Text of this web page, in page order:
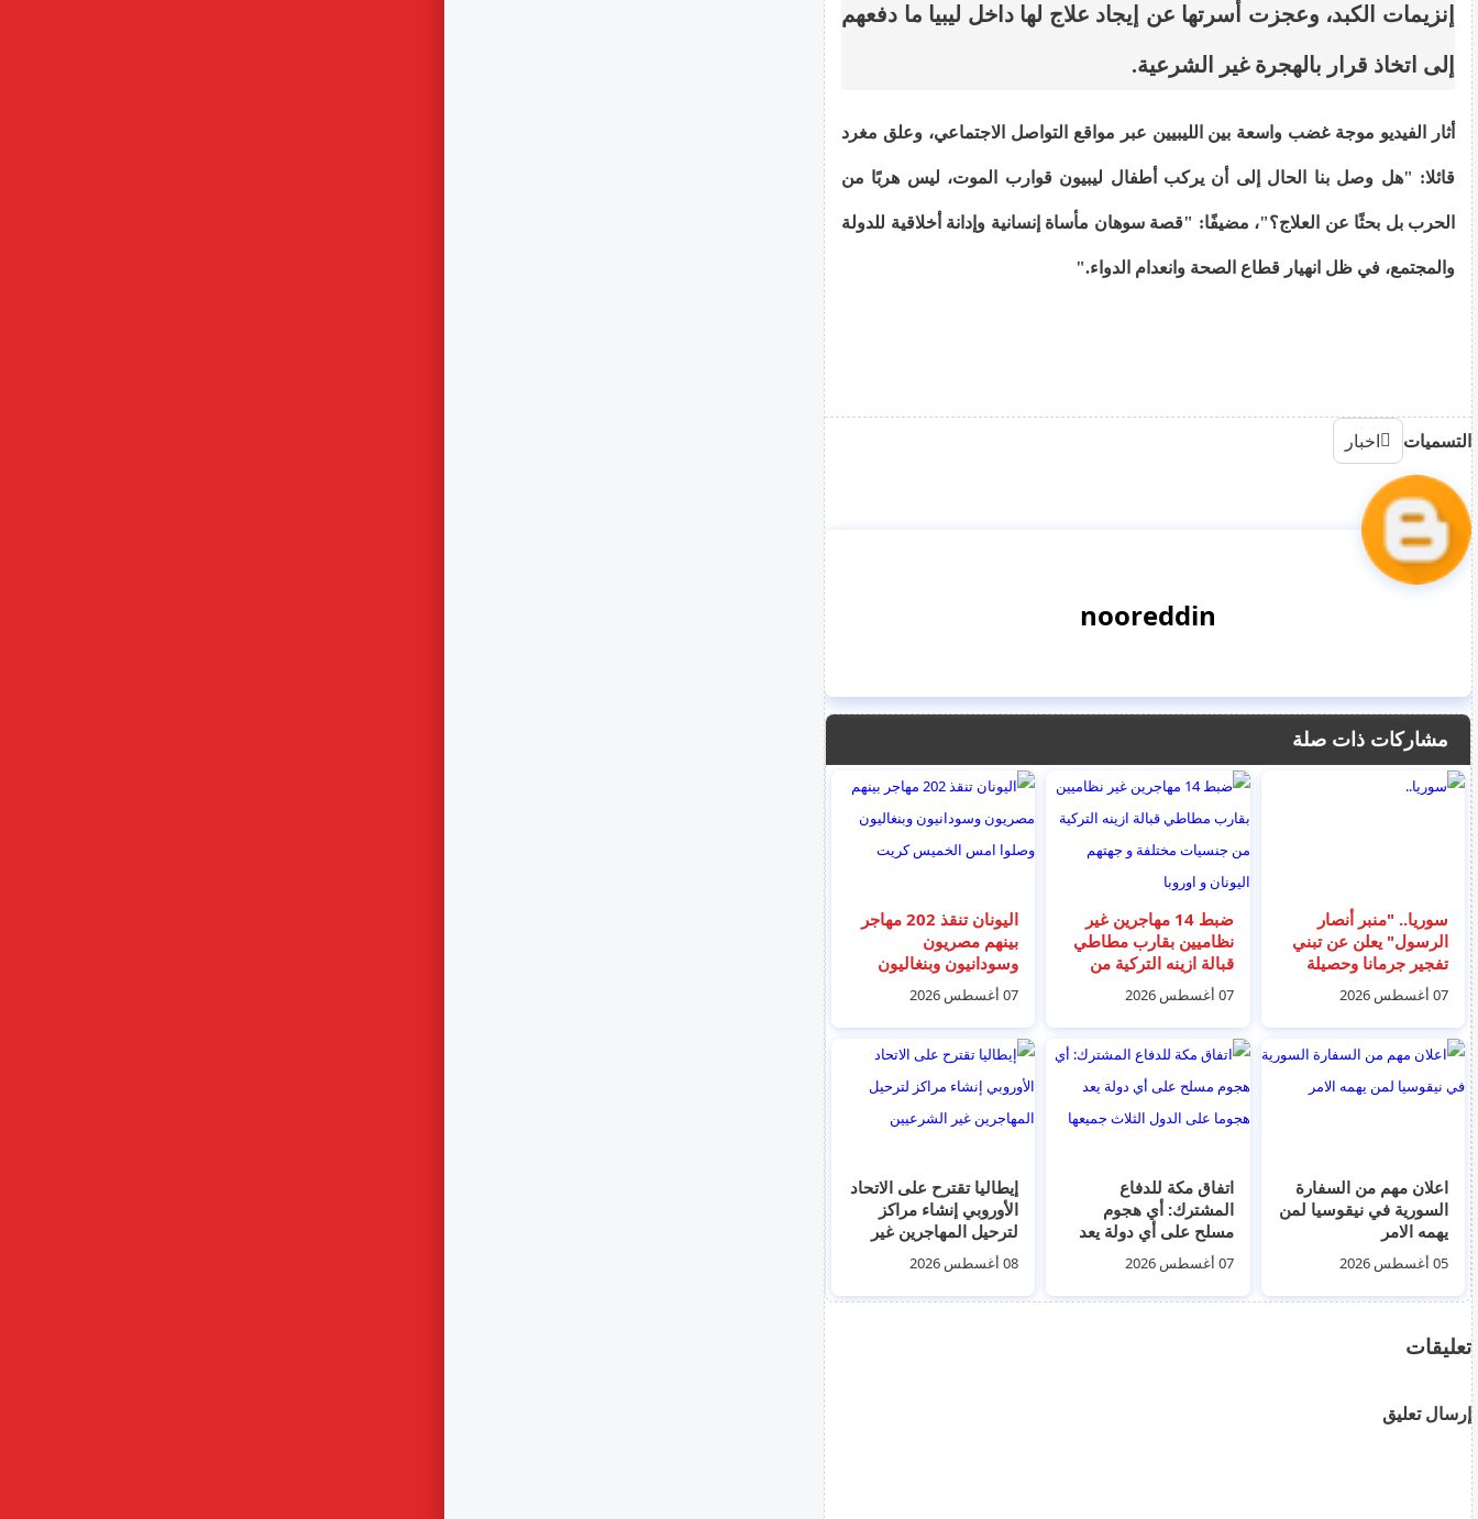
إنزيمات الكبد، وعجزت أسرتها عن إيجاد علاج لها داخل ليبيا ما دفعهم
إلى اتخاذ قرار بالهجرة غير الشرعية.
أثار الفيديو موجة غضب واسعة بين الليبيين عبر مواقع التواصل الاجتماعي، وعلق مغرد
قائلا: "هل وصل بنا الحال إلى أن يركب أطفال ليبيون قوارب الموت، ليس هربًا من
الحرب بل بحثًا عن العلاج؟"، مضيفًا: "قصة سوهان مأساة إنسانية وإدانة أخلاقية للدولة
والمجتمع، في ظل انهيار قطاع الصحة وانعدام الدواء."
التسميات اخبار
nooreddin
مشاركات ذات صلة
سوريا.. "منبر أنصار
الرسول" يعلن عن تبني
تفجير جرمانا وحصيلة
قتيل وجريح
07 أغسطس 2026
ضبط 14 مهاجرين غير
نظاميين بقارب مطاطي
قبالة ازينه التركية من
جنسيات مختلفة و جهتهم
اليونان و اوروبا
07 أغسطس 2026
اليونان تنقذ 202 مهاجر
بينهم مصريون
وسودانيون وبنغاليون
وصلوا امس الخميس
كريت
07 أغسطس 2026
اعلان مهم من السفارة
السورية في نيقوسيا لمن
يهمه الامر
05 أغسطس 2026
‏اتفاق مكة للدفاع
المشترك: أي هجوم
مسلح على أي دولة يعد
هجوما على الدول الثلاث
جميعها
07 أغسطس 2026
إيطاليا تقترح على الاتحاد
الأوروبي إنشاء مراكز
لترحيل المهاجرين غير
الشرعيين08 أغسطس 2026
تعليقات
إرسال تعليق